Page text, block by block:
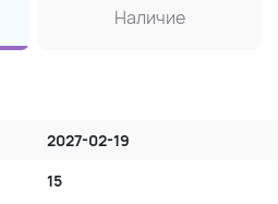
Наличие
2027-02-19
15